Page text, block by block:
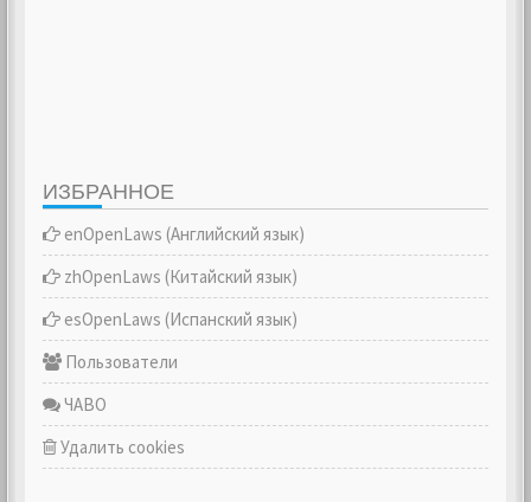
ИЗБРАННОЕ
enOpenLaws (Английский язык)
zhOpenLaws (Китайский язык)
esOpenLaws (Испанский язык)
Пользователи
ЧАВО
Удалить cookies